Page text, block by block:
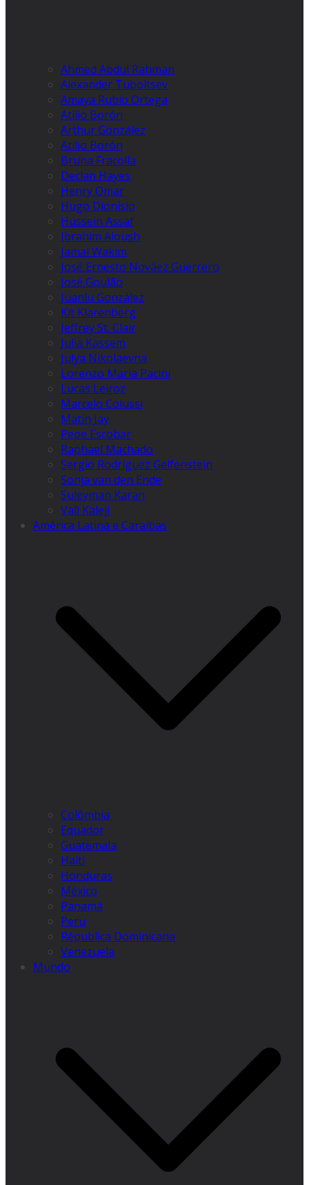
Ahmed Abdul Rahman
Alexander Tuboltsev
Amaya Rubio Ortega
Atilio Borón
Arthur González
Atilio Borón
Bruna Fracolla
Declan Hayes
Henry Omar
Hugo Dionísio
Hussein Assaf
Ibrahim Aloush
Jamal Wakim
José Ernesto Nováez Guerrero
José Goulão
Juanlu González
Kit Klarenberg
Jeffrey St. Clair
Julia Kassem
Julya Nikolaevna
Lorenzo Maria Pacini
Lucas Leiroz
Marcelo Colussi
Matin Jay
Pepe Escobar
Raphael Machado
Sergio Rodríguez Gelfenstein
Sonja van den Ende
Suleyman Karan
Vali Kaleji
América Latina e Caraíbas
Colômbia
Equador
Guatemala
Haiti
Honduras
México
Panamá
Peru
Républica Dominicana
Venezuela
Mundo